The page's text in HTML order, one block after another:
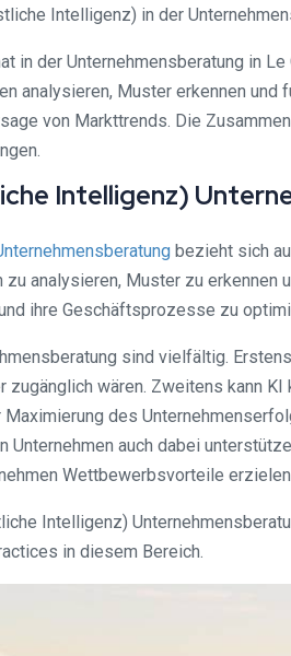
Intelligenz) in der
in der Unternehmensberatung in
analysieren, Muster erkennen
von Markttrends. Die
Intelligenz)
bezieht sich
analysieren, Muster zu
ihre Geschäftsprozesse zu
sind vielfältig.
zugänglich wären. Zweitens kann
des
Unternehmen auch dabei
Wettbewerbsvorteile
Intelligenz)
in diesem Bereich.